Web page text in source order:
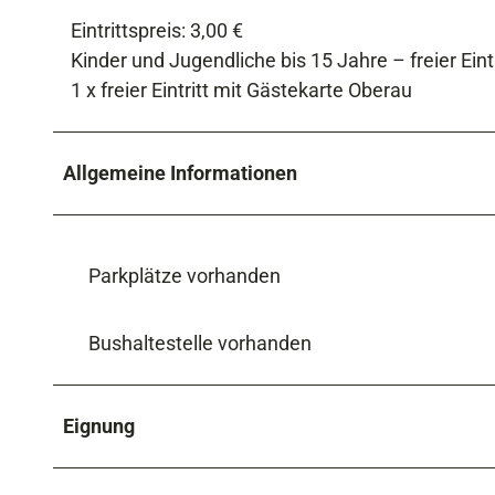
Eintrittspreis: 3,00 €
Kinder und Jugendliche bis 15 Jahre – freier
1 x freier Eintritt mit Gästekarte Oberau
Allgemeine Informationen
Parkplätze vorhanden
Bushaltestelle vorhanden
Eignung